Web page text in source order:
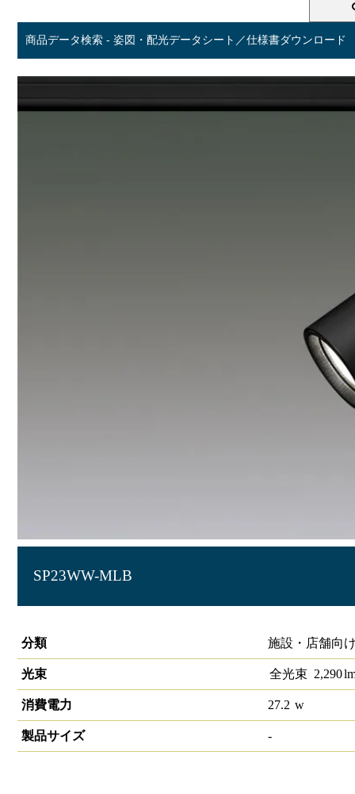
商品データ検索 - 姿図・配光データシート／仕様書ダウンロード
SP23WW-MLB
分類
施設・店舗向
光束 全光束 2,290
消費電力 27.2 w
製品サイズ -